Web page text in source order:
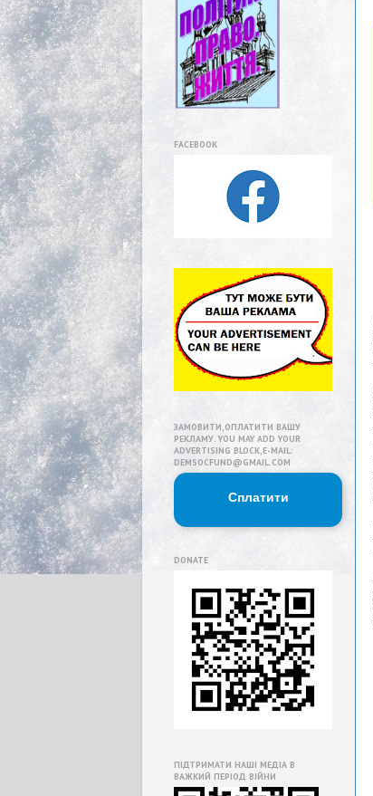
FACEBOOK
ЗАМОВИТИ,ОПЛАТИТИ ВАШУ
РЕКЛАМУ. YOU MAY ADD YOUR
ADVERTISING BLOCK,E-MAIL:
DEMSOCFUND@GMAIL.COM
Сплатити
DONATE
ПІДТРИМАТИ НАШІ МЕДІА В
ВАЖКИЙ ПЕРІОД ВІЙНИ